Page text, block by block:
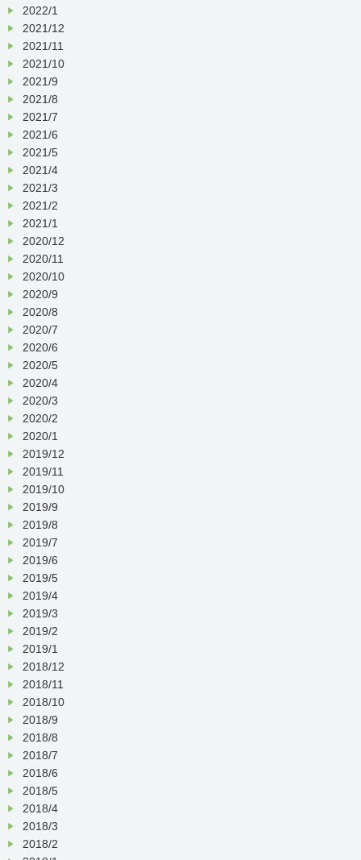
2022/1
2021/12
2021/11
2021/10
2021/9
2021/8
2021/7
2021/6
2021/5
2021/4
2021/3
2021/2
2021/1
2020/12
2020/11
2020/10
2020/9
2020/8
2020/7
2020/6
2020/5
2020/4
2020/3
2020/2
2020/1
2019/12
2019/11
2019/10
2019/9
2019/8
2019/7
2019/6
2019/5
2019/4
2019/3
2019/2
2019/1
2018/12
2018/11
2018/10
2018/9
2018/8
2018/7
2018/6
2018/5
2018/4
2018/3
2018/2